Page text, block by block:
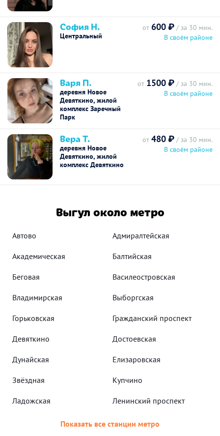
София Н.
Центральный
от 600 ₽ / за 30 мин.
В своём районе
Варя П.
деревня Новое
Девяткино, жилой
комплекс Заречный
Парк
от 1500 ₽ / за 30 мин.
В своём районе
Вера Т.
деревня Новое
Девяткино, жилой
комплекс Девяткино
от 480 ₽ / за 30 мин.
В своём районе
Выгул около метро
Автово Адмиралтейская
Академическая Балтийская
Беговая Василеостровская
Владимирская Выборгская
Горьковская Гражданский проспект
Девяткино Достоевская
Дунайская Елизаровская
Звёздная Купчино
Ладожская Ленинский проспект
Показать все станции метро